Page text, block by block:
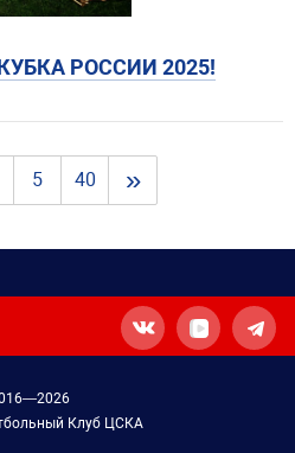
РОССИИ 2025!
5 40 »
Клуб ЦСКА